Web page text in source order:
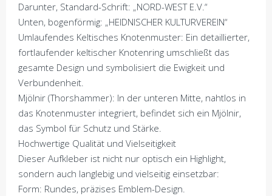
Darunter, Standard-Schrift: „NORD-WEST E.V.“
Unten, bogenförmig: „HEIDNISCHER KULTURVEREIN“
Umlaufendes Keltisches Knotenmuster: Ein detaillierter,
fortlaufender keltischer Knotenring umschließt das
gesamte Design und symbolisiert die Ewigkeit und
Verbundenheit.
Mjölnir (Thorshammer): In der unteren Mitte, nahtlos in
das Knotenmuster integriert, befindet sich ein Mjölnir,
das Symbol für Schutz und Stärke.
Hochwertige Qualität und Vielseitigkeit
Dieser Aufkleber ist nicht nur optisch ein Highlight,
sondern auch langlebig und vielseitig einsetzbar:
Form: Rundes, präzises Emblem-Design.